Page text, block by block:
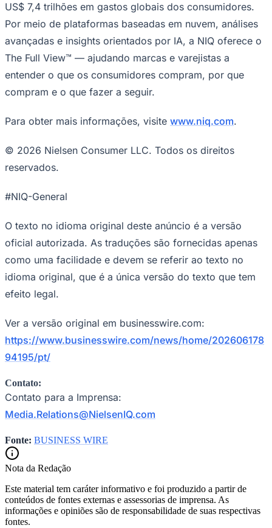
Santos
Flamengo
US$ 7,4 trilhões em gastos globais dos consumidores.
Por meio de plataformas baseadas em nuvem, análises
avançadas e insights orientados por IA, a NIQ oferece o
The Full View™ — ajudando marcas e varejistas a
entender o que os consumidores compram, por que
compram e o que fazer a seguir.
Para obter mais informações, visite www.niq.com.
© 2026 Nielsen Consumer LLC. Todos os direitos
reservados.
#NIQ-General
O texto no idioma original deste anúncio é a versão
oficial autorizada. As traduções são fornecidas apenas
como uma facilidade e devem se referir ao texto no
idioma original, que é a única versão do texto que tem
efeito legal.
Ver a versão original em businesswire.com:
https://www.businesswire.com/news/home/202606178
94195/pt/
Contato:
Contato para a Imprensa:
Media.Relations@NielsenIQ.com
Fonte: BUSINESS WIRE
Nota da Redação
Este material tem caráter informativo e foi produzido a partir de
conteúdos de fontes externas e assessorias de imprensa. As
informações e opiniões são de responsabilidade de suas respectivas
fontes.